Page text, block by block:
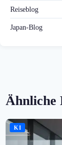
Reiseblog
Japan-Blog
Ähnliche
KI